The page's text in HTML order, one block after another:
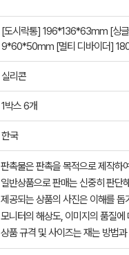
[도시락통] 196*136*63mm [싱
9*60*50mm [멀티 디바이더]
실리콘
1박스 6개
한국
판촉물은 판촉을 목적으로 제작하
일반상품으로 판매는 신중히 판단
제공되는 상품의 사진은 이해를
모니터의 해상도, 이미지의 품질
상품 규격 및 사이즈는 재는 방법